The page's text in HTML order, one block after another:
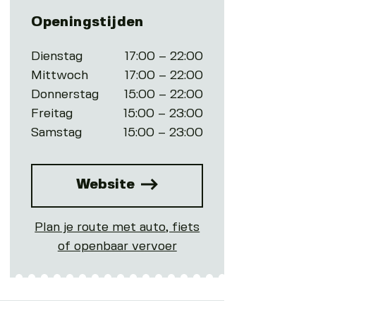
Openingstijden
Dienstag
17:00 – 22:00
Mittwoch
17:00 – 22:00
Donnerstag
15:00 – 22:00
Freitag
15:00 – 23:00
Samstag
15:00 – 23:00
Website
Plan je route met auto, fiets
of openbaar vervoer